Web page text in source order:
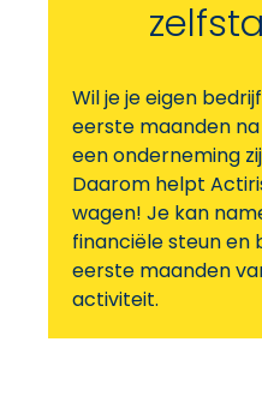
Wil je je eigen
eerste maanden
een onderneming
Daarom helpt
wagen! Je kan
financiële steun en
eerste maanden
activiteit.